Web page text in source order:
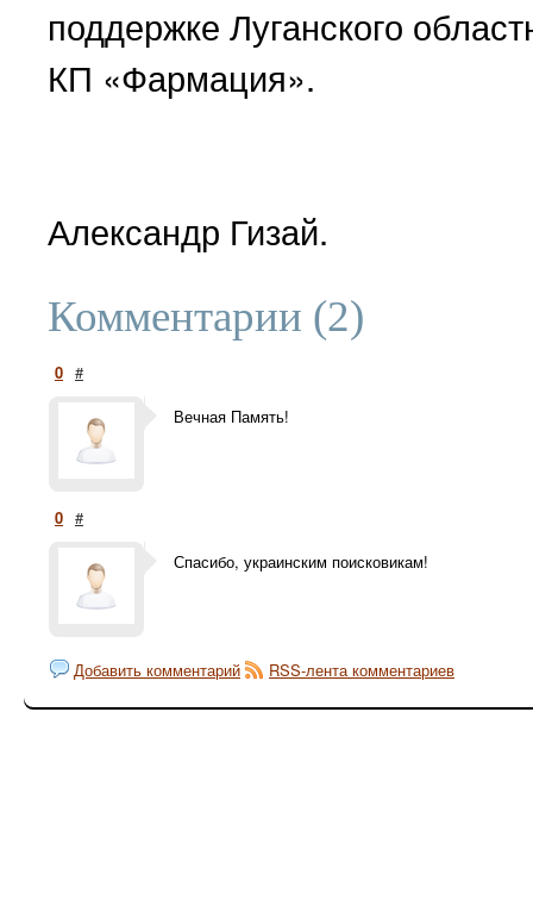
поддержке Луганского
КП «Фармация».
Александр Гизай.
Комментарии (2)
0 #
Вечная Память!
0 #
Спасибо, украинским поисковикам!
Добавить комментарий RSS-лента комментариев